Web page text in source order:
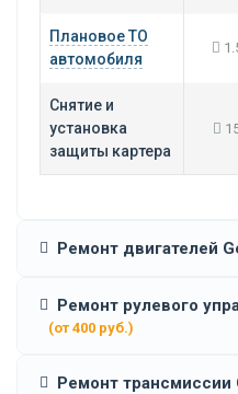
Плановое ТО
автомобиля
Снятие и
установка
защиты картера
Ремонт двигателей
Ремонт рулевого
(от 400 руб.)
Ремонт трансмиссии